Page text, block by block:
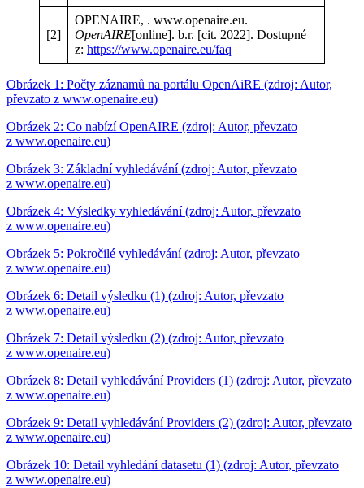
[2]
OPENAIRE, . www.openaire.eu.
OpenAIRE[online]. b.r. [cit. 2022]. Dostupné
z: https://www.openaire.eu/faq
Obrázek 1: Počty záznamů na portálu OpenAiRE (zdroj: Autor,
převzato z www.openaire.eu)
Obrázek 2: Co nabízí OpenAIRE (zdroj: Autor, převzato
z www.openaire.eu)
Obrázek 3: Základní vyhledávání (zdroj: Autor, převzato
z www.openaire.eu)
Obrázek 4: Výsledky vyhledávání (zdroj: Autor, převzato
z www.openaire.eu)
Obrázek 5: Pokročilé vyhledávání (zdroj: Autor, převzato
z www.openaire.eu)
Obrázek 6: Detail výsledku (1) (zdroj: Autor, převzato
z www.openaire.eu)
Obrázek 7: Detail výsledku (2) (zdroj: Autor, převzato
z www.openaire.eu)
Obrázek 8: Detail vyhledávání Providers (1) (zdroj: Autor, převzato
z www.openaire.eu)
Obrázek 9: Detail vyhledávání Providers (2) (zdroj: Autor, převzato
z www.openaire.eu)
Obrázek 10: Detail vyhledání datasetu (1) (zdroj: Autor, převzato
z www.openaire.eu)